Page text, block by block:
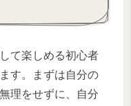
て楽しめる初心者
す。まずは自分の
理をせずに、自分